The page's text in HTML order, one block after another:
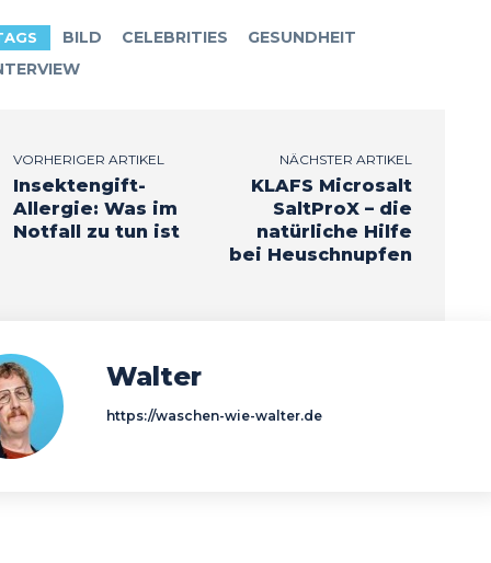
BILD CELEBRITIES
GESUNDHEIT
VORHERIGER ARTIKEL
Insektengift-
Allergie: Was im
Notfall zu tun ist
NÄCHSTER ARTIKEL
KLAFS Microsalt
SaltProX – die
natürliche Hilfe
bei Heuschnupfen
Walter
https://waschen-wie-walter.de